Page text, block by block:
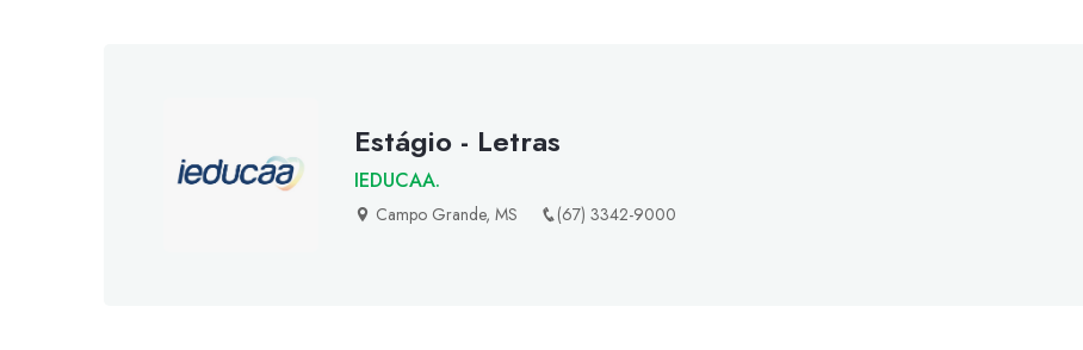
Estágio - Letras
IEDUCAA.
Campo Grande, MS (67) 3342-9000